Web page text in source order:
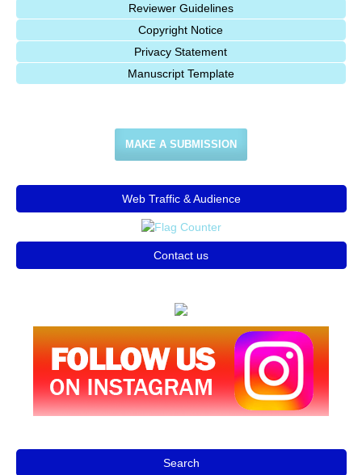
Reviewer Guidelines
Copyright Notice
Privacy Statement
Manuscript Template
MAKE A SUBMISSION
Web Traffic & Audience
Contact us
Search